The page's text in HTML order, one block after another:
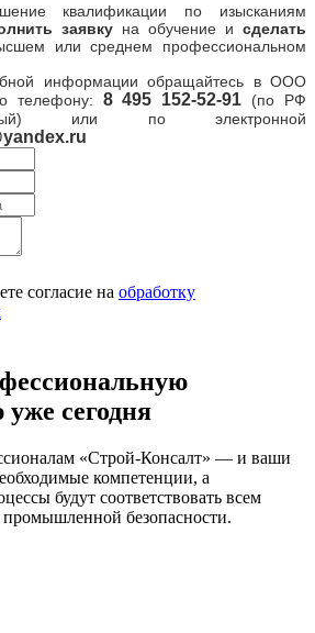
квалификации по изысканиям
заявку на обучение и сделать
или среднем профессиональном
информации обращайтесь в ООО
телефону: 8495 152-52-91 (по РФ
или по электронной
согласие на обработку
сегодня
«Строй-Консалт» — и ваши
компетенции, а
будут соответствовать всем
промышленной безопасности.